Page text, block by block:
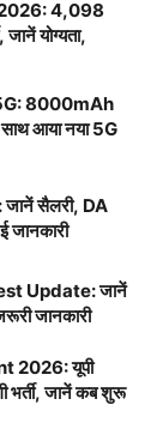
4,098
जानें योग्यता,
8000mAh
आया नया 5G
सैलरी, DA
Update: जानें
जानकारी
2026: यूपी
भर्ती, जानें कब शुरू